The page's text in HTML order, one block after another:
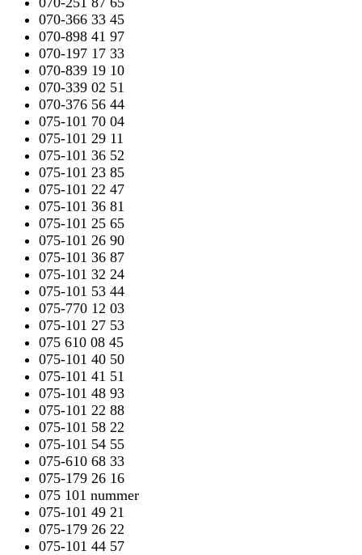
070-366 33 45
070-898 41 97
070-197 17 33
070-839 19 10
070-339 02 51
070-376 56 44
075-101 70 04
075-101 29 11
075-101 36 52
075-101 23 85
075-101 22 47
075-101 36 81
075-101 25 65
075-101 26 90
075-101 36 87
075-101 32 24
075-101 53 44
075-770 12 03
075-101 27 53
075 610 08 45
075-101 40 50
075-101 41 51
075-101 48 93
075-101 22 88
075-101 58 22
075-101 54 55
075-610 68 33
075-179 26 16
075 101 nummer
075-101 49 21
075-179 26 22
075-101 44 57